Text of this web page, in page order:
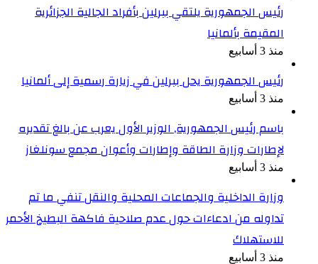
رئيس الجمهورية يلتقي ببرلين بأفراد الجالية الجزائرية
المقيمة بألمانيا
منذ 3 أسابيع
رئيس الجمهورية يحل ببرلين في زيارة رسمية إلى ألمانيا
منذ 3 أسابيع
باسم رئيس الجمهورية, الوزير الأول يعرب عن بالغ تقديره
لإطارات وزارة الطاقة وإطارات وأعوان مجمع سونلغاز
منذ 3 أسابيع
وزارة الداخلية والجماعات المحلية والنقل تنفي ما تم
تداوله من ادعاءات حول عدم صلاحية فاكهة البطيخ الأحمر
للاستهلاك
منذ 3 أسابيع